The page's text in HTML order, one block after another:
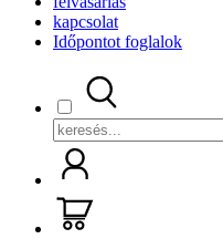
kapcsolat
Időpontot foglalok